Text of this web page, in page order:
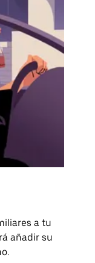
a tu
añadir su